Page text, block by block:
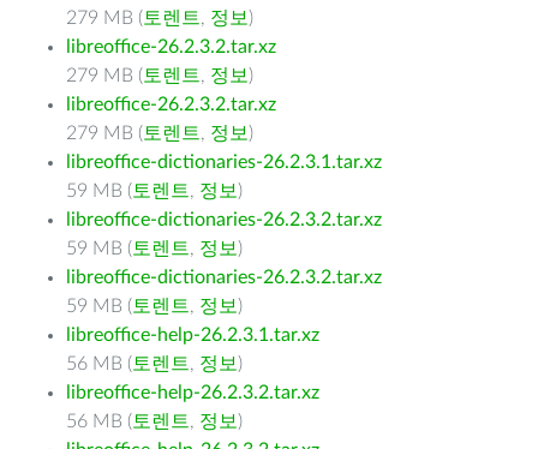
279 MB ( 토렌트, 정보 )
libreoffice-26.2.3.2.tar.xz
279 MB ( 토렌트, 정보 )
libreoffice-26.2.3.2.tar.xz
279 MB ( 토렌트, 정보 )
libreoffice-dictionaries-26.2.3.1.tar.xz
59 MB ( 토렌트, 정보 )
libreoffice-dictionaries-26.2.3.2.tar.xz
59 MB ( 토렌트, 정보 )
libreoffice-dictionaries-26.2.3.2.tar.xz
59 MB ( 토렌트, 정보 )
libreoffice-help-26.2.3.1.tar.xz
56 MB ( 토렌트, 정보 )
libreoffice-help-26.2.3.2.tar.xz
56 MB ( 토렌트, 정보 )